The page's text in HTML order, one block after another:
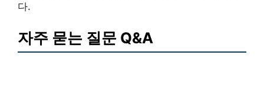
다.
자주 묻는 질문 Q&A